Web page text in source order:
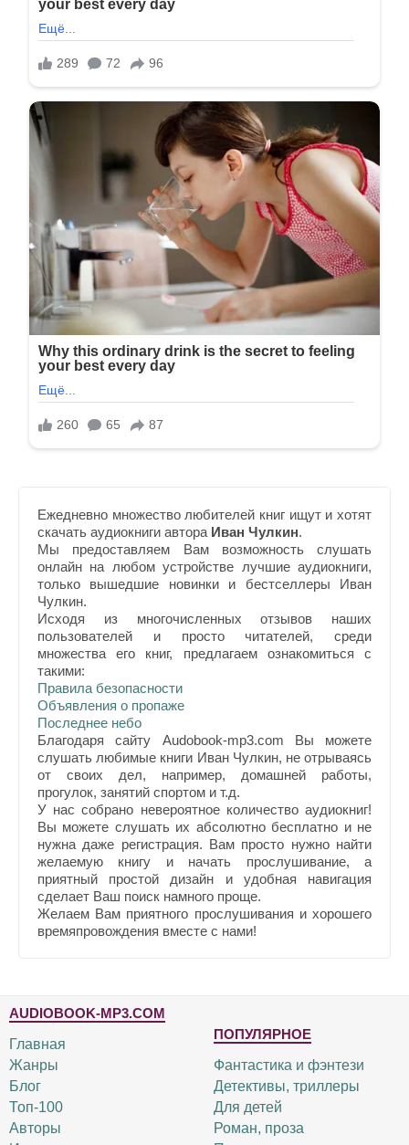
Ежедневно множество любителей книг ищут и хотят
скачать аудиокниги автора Иван Чулкин.
Мы предоставляем Вам возможность слушать
онлайн на любом устройстве лучшие аудиокниги,
только вышедшие новинки и бестселлеры Иван
Чулкин.
Исходя из многочисленных отзывов наших
пользователей и просто читателей, среди
множества его книг, предлагаем ознакомиться с
такими:
Правила безопасности
Объявления о пропаже
Последнее небо
Благодаря сайту Audobook-mp3.com Вы можете
слушать любимые книги Иван Чулкин, не отрываясь
от своих дел, например, домашней работы,
прогулок, занятий спортом и т.д.
У нас собрано невероятное количество аудиокниг!
Вы можете слушать их абсолютно бесплатно и не
нужна даже регистрация. Вам просто нужно найти
желаемую книгу и начать прослушивание, а
приятный простой дизайн и удобная навигация
сделает Ваш поиск намного проще.
Желаем Вам приятного прослушивания и хорошего
времяпровождения вместе с нами!
AUDIOBOOK-MP3.COM
Главная
Жанры
Блог
Топ-100
Авторы
ПОПУЛЯРНОЕ
Фантастика и фэнтези
Детективы, триллеры
Для детей
Роман, проза